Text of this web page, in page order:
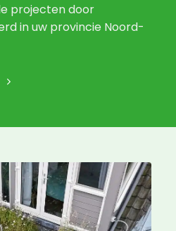
projecten door
in uw provincie Noord-